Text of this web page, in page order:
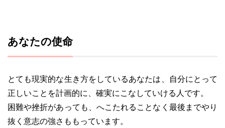
あなたの使命
とても現実的な生き方をしているあなたは、自分にとって
正しいことを計画的に、確実にこなしていける人です。
困難や挫折があっても、へこたれることなく最後までやり
抜く意志の強さももっています。